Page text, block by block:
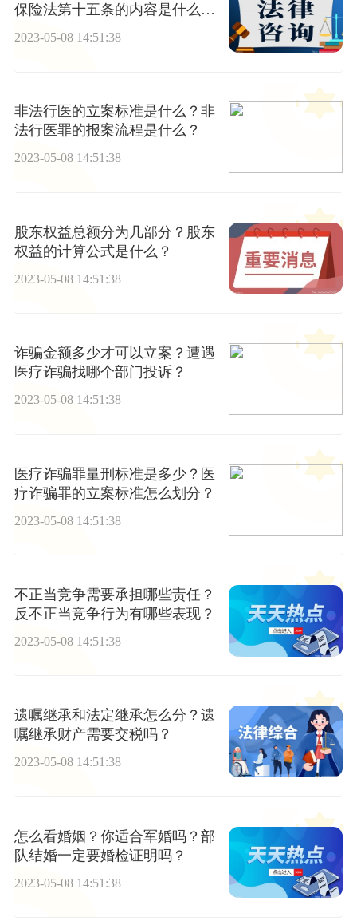
保险法第十五条的内容是什么
呢？
2023-05-08 14:51:38
非法行医的立案标准是什么？非
法行医罪的报案流程是什么？
2023-05-08 14:51:38
股东权益总额分为几部分？股东
权益的计算公式是什么？
2023-05-08 14:51:38
诈骗金额多少才可以立案？遭遇
医疗诈骗找哪个部门投诉？
2023-05-08 14:51:38
医疗诈骗罪量刑标准是多少？医
疗诈骗罪的立案标准怎么划分？
2023-05-08 14:51:38
不正当竞争需要承担哪些责任？
反不正当竞争行为有哪些表现？
2023-05-08 14:51:38
遗嘱继承和法定继承怎么分？遗
嘱继承财产需要交税吗？
2023-05-08 14:51:38
怎么看婚姻？你适合军婚吗？部
队结婚一定要婚检证明吗？
2023-05-08 14:51:38